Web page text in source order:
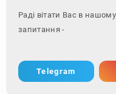
Раді вітати Вас в
запитання - зверніться за
Telegram